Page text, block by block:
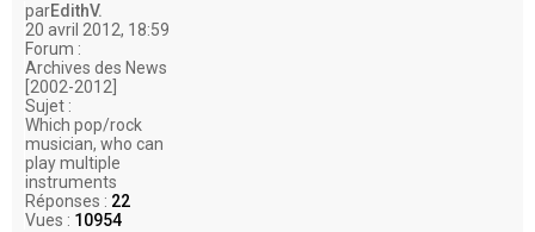
parEdithV.
20 avril 2012, 18:59
Forum :
Archives des News
[2002-2012]
Sujet :
Which pop/rock
musician, who can
play multiple
instruments
Réponses : 22
Vues : 10954